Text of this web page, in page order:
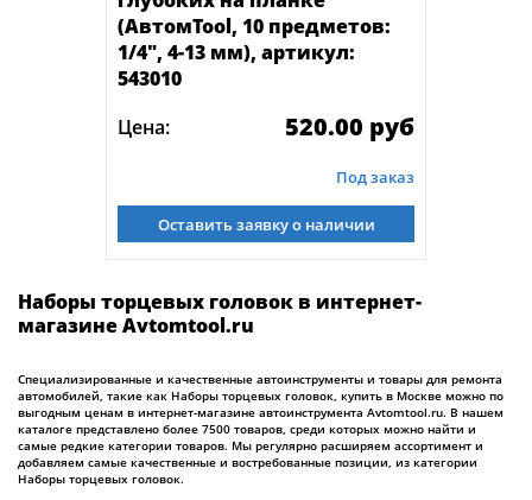
(АвтомTool, 10 предметов:
1/4", 4-13 мм), артикул:
543010
Цена:
520.00 руб
Под заказ
Оставить заявку о наличии
Наборы торцевых головок в интернет-
магазине Avtomtool.ru
Специализированные и качественные автоинструменты и товары для ремонта
автомобилей, такие как Наборы торцевых головок, купить в Москве можно по
выгодным ценам в интернет-магазине автоинструмента Avtomtool.ru. В нашем
каталоге представлено более 7500 товаров, среди которых можно найти и
самые редкие категории товаров. Мы регулярно расширяем ассортимент и
добавляем самые качественные и востребованные позиции, из категории
Наборы торцевых головок.